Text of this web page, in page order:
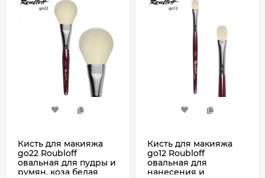
Кисть для макияжа
go22 Roubloff
овальная для пудры и
румян, коза белая
Кисть для макияжа
go12 Roubloff
овальная для
нанесения и